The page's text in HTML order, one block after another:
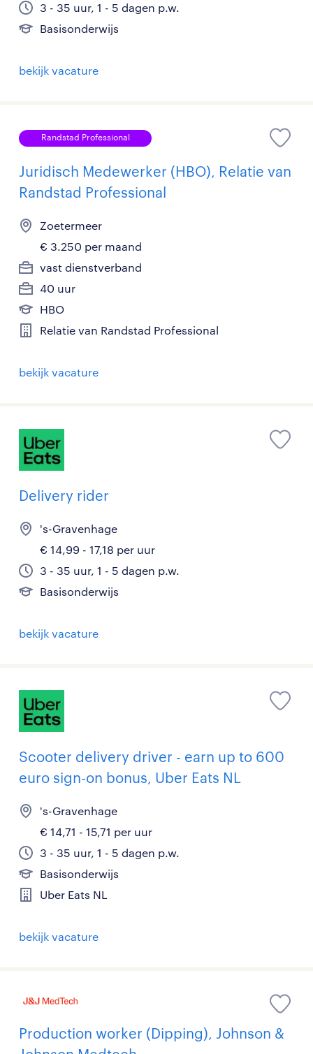
3 - 35 uur, 1 - 5 dagen p.w.
Basisonderwijs
bekijk vacature
Randstad Professional
Juridisch Medewerker (HBO), Relatie van
Randstad Professional
Zoetermeer
€ 3.250 per maand
vast dienstverband
40 uur
HBO
Relatie van Randstad Professional
bekijk vacature
Delivery rider
's-Gravenhage
€ 14,99 - 17,18 per uur
3 - 35 uur, 1 - 5 dagen p.w.
Basisonderwijs
bekijk vacature
Scooter delivery driver - earn up to 600
euro sign-on bonus, Uber Eats NL
's-Gravenhage
€ 14,71 - 15,71 per uur
3 - 35 uur, 1 - 5 dagen p.w.
Basisonderwijs
Uber Eats NL
bekijk vacature
Production worker (Dipping), Johnson &